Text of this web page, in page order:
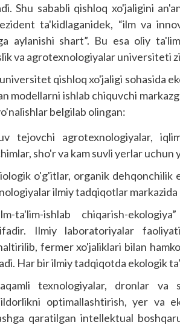
Shu sababli qishloq xo'jaligini
ta'kidlaganidek, “ilm va
aylanishi shart”. Bu esa oliy
va agrotexnologiyalar universiteti
qishloq xo'jaligi sohasida
modellarni ishlab chiquvchi
belgilab olingan:
tejovchi agrotexnologiyalar,
sho'r va kam suvli yerlar uchun
o'g'itlar, organik dehqonchilik
ilmiy tadqiqotlar markazida
ta'lim-ishlab chiqarish-
Ilmiy laboratoriyalar
fermer xo'jaliklari bilan
Har bir ilmiy tadqiqotda ekologik
texnologiyalar, dronlar
optimallashtirish, yer va
qaratilgan intellektual